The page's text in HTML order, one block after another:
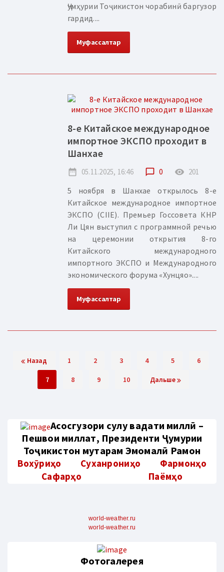
Ҷумҳурии Тоҷикистон чорабинӣ баргузор
гардид....
Муфассалтар
8-е Китайское международное
импортное ЭКСПО проходит в
Шанхае
date_range 05.11.2025, 16:46 chat_bubble_outline 0 remove_red_eye 201
5 ноября в Шанхае открылось 8-е
Китайское международное импортное
ЭКСПО (CIIE). Премьер Госсовета КНР
Ли Цян выступил с программной речью
на церемонии открытия 8-го
Китайского международного
импортного ЭКСПО и Международного
экономического форума «Хунцяо»....
Муфассалтар
Назад 1 2 3 4 5 6
7 8 9 10 Дальше
Aсосгузори сулҳу ваҳдати миллӣ –
Пешвои миллат, Президенти Ҷумҳурии
Тоҷикистон муҳтарам Эмомалӣ Раҳмон
Вохӯриҳо Суханрониҳо
Фармонҳо
Сафарҳо
Паёмҳо
world-weather.ru
world-weather.ru
Фотогалерея